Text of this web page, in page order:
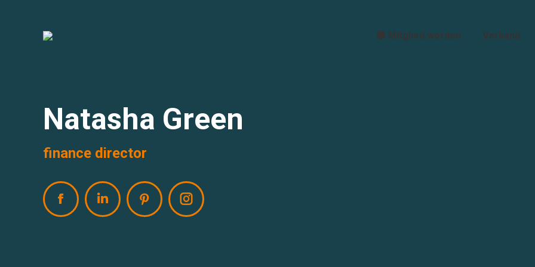
🟠 Mitglied werden Verband
Natasha Green
finance director
FacebookLinkedinPinterestInstagram